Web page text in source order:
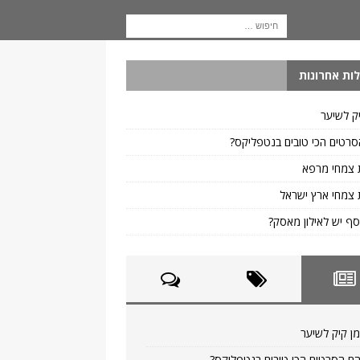
אחרונות
לשיער
הכי טובים בנטפליקס?
צמחי מרפא
צמחי ארץ ישראל
יש לאילון מאסק?
קיק לשיער